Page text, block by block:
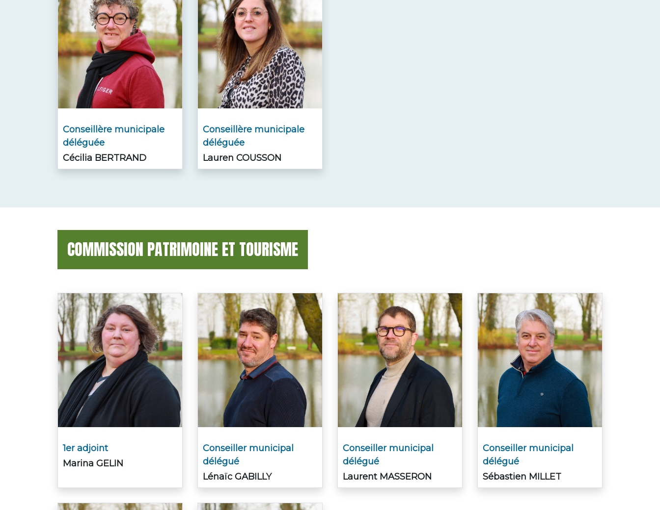
Conseillère municipale
déléguée
Cécilia BERTRAND
Conseillère municipale
déléguée
Lauren COUSSON
COMMISSION PATRIMOINE ET TOURISME
1er adjoint
Marina GELIN
Conseiller municipal
délégué
Lénaïc GABILLY
Conseiller municipal
délégué
Laurent MASSERON
Conseiller municipal
délégué
Sébastien MILLET